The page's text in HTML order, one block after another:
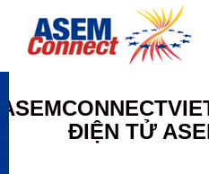
ĐIỆN TỬ